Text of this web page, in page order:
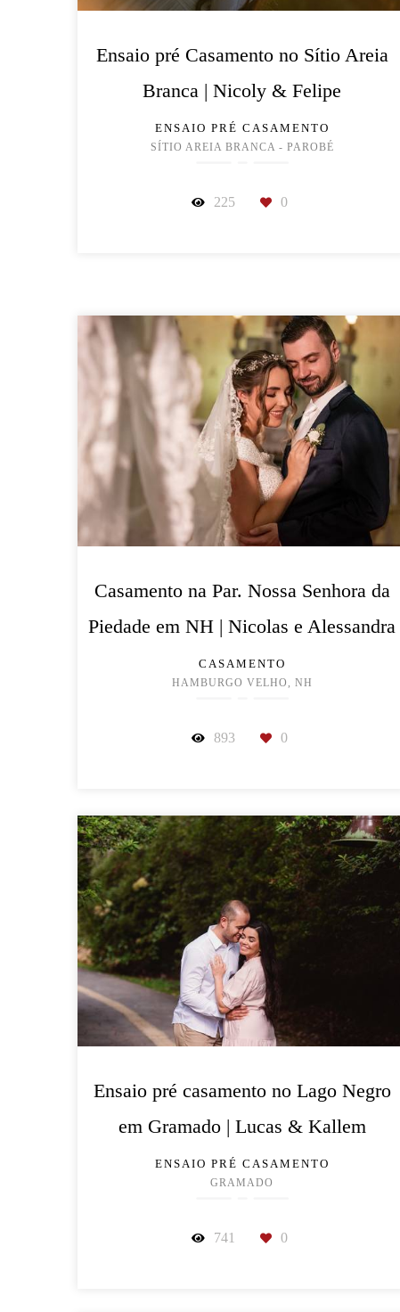
Ensaio pré Casamento no Sítio Areia
Branca | Nicoly & Felipe
ENSAIO PRÉ CASAMENTO
SÍTIO AREIA BRANCA - PAROBÉ
225 0
Casamento na Par. Nossa Senhora da
Piedade em NH | Nicolas e Alessandra
CASAMENTO
HAMBURGO VELHO, NH
893 0
Ensaio pré casamento no Lago Negro
em Gramado | Lucas & Kallem
ENSAIO PRÉ CASAMENTO
GRAMADO
741 0